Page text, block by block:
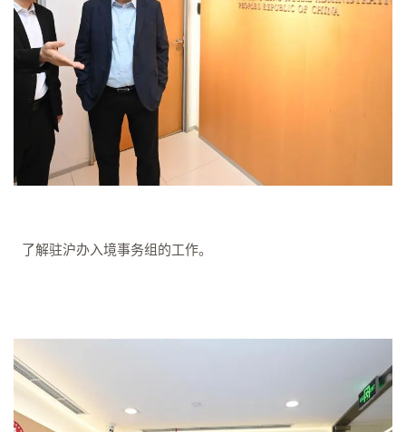
）了解驻沪办入境事务组的工作。